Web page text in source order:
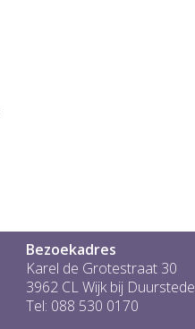
Bezoekadres
Karel de Grotestraat 30
3962 CL Wijk bij Duurstede
Tel: 088 530 0170